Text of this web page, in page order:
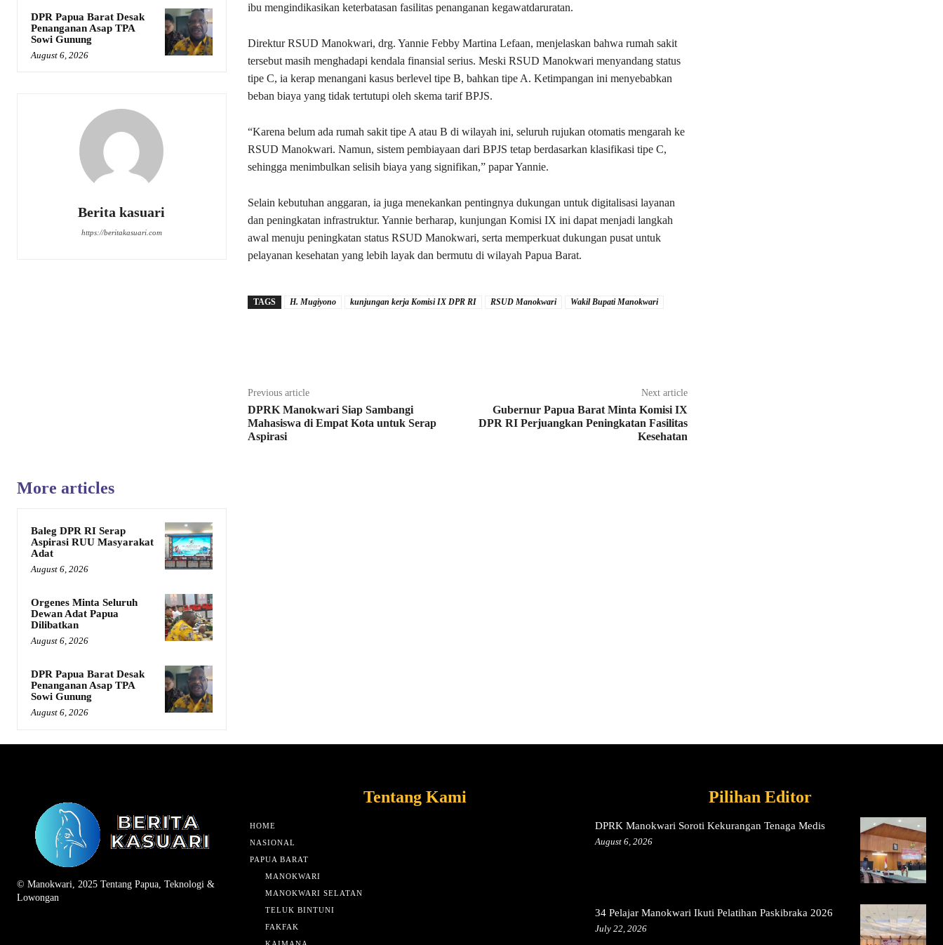
DPR Papua Barat Desak
Penanganan Asap TPA
Sowi Gunung
August 6, 2026
Berita kasuari
https://beritakasuari.com
ibu mengindikasikan keterbatasan fasilitas penanganan kegawatdaruratan.
Direktur RSUD Manokwari, drg. Yannie Febby Martina Lefaan, menjelaskan bahwa rumah sakit
tersebut masih menghadapi kendala finansial serius. Meski RSUD Manokwari menyandang status
tipe C, ia kerap menangani kasus berlevel tipe B, bahkan tipe A. Ketimpangan ini menyebabkan
beban biaya yang tidak tertutupi oleh skema tarif BPJS.
“Karena belum ada rumah sakit tipe A atau B di wilayah ini, seluruh rujukan otomatis mengarah ke
RSUD Manokwari. Namun, sistem pembiayaan dari BPJS tetap berdasarkan klasifikasi tipe C,
sehingga menimbulkan selisih biaya yang signifikan,” papar Yannie.
Selain kebutuhan anggaran, ia juga menekankan pentingnya dukungan untuk digitalisasi layanan
dan peningkatan infrastruktur. Yannie berharap, kunjungan Komisi IX ini dapat menjadi langkah
awal menuju peningkatan status RSUD Manokwari, serta memperkuat dukungan pusat untuk
pelayanan kesehatan yang lebih layak dan bermutu di wilayah Papua Barat.
TAGS H. Mugiyono kunjungan kerja Komisi IX DPR RI RSUD Manokwari Wakil Bupati Manokwari
Previous article
DPRK Manokwari Siap Sambangi
Mahasiswa di Empat Kota untuk Serap
Aspirasi
Next article
Gubernur Papua Barat Minta Komisi IX
DPR RI Perjuangkan Peningkatan Fasilitas
Kesehatan
More articles
Baleg DPR RI Serap
Aspirasi RUU Masyarakat
Adat
August 6, 2026
Orgenes Minta Seluruh
Dewan Adat Papua
Dilibatkan
August 6, 2026
DPR Papua Barat Desak
Penanganan Asap TPA
Sowi Gunung
August 6, 2026
© Manokwari, 2025 Tentang Papua, Teknologi &
Lowongan
Tentang Kami
HOME
NASIONAL
PAPUA BARAT
MANOKWARI
MANOKWARI SELATAN
TELUK BINTUNI
FAKFAK
Pilihan Editor
DPRK Manokwari Soroti Kekurangan Tenaga Medis
August 6, 2026
34 Pelajar Manokwari Ikuti Pelatihan Paskibraka 2026
July 22, 2026